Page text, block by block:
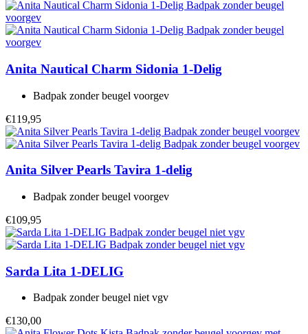
Anita Nautical Charm Sidonia 1-Delig
Badpak zonder beugel voorgev
€119,95
Anita Silver Pearls Tavira 1-delig
Badpak zonder beugel voorgev
€109,95
Sarda Lita 1-DELIG
Badpak zonder beugel niet vgv
€130,00